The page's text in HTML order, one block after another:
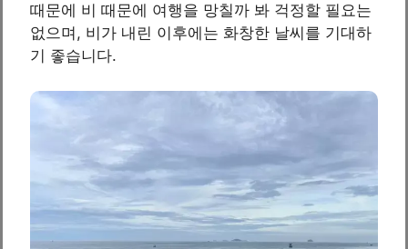
때문에 비 때문에 여행을 망칠까 봐 걱정할 필요는
없으며, 비가 내린 이후에는 화창한 날씨를 기대하
기 좋습니다.